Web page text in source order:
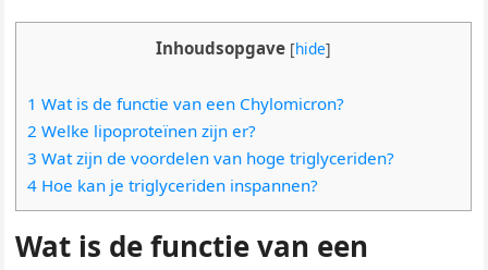
Inhoudsopgave [hide]
1 Wat is de functie van een Chylomicron?
2 Welke lipoproteïnen zijn er?
3 Wat zijn de voordelen van hoge triglyceriden?
4 Hoe kan je triglyceriden inspannen?
Wat is de functie van een